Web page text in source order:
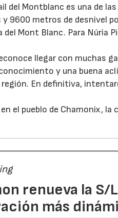
del Montblanc es una de
9600 metros de desnivel
del Mont Blanc. Para Núria
llegar con muchas
y una buena
En definitiva,
el pueblo de Chamonix,
renueva la S/
más